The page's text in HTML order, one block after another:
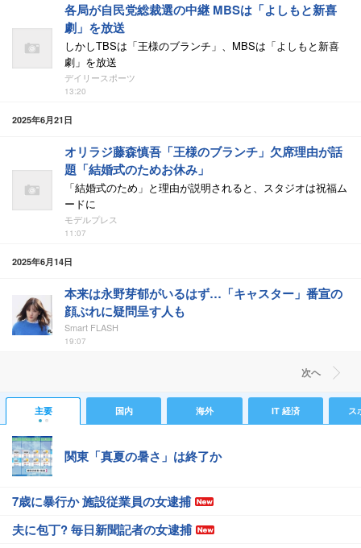
各局が自民党総裁選の中継 MBSは「よしもと新喜
劇」を放送
しかしTBSは「王様のブランチ」、MBSは「よしもと新喜
劇」を放送
デイリースポーツ
13:20
2025年6月21日
オリラジ藤森慎吾「王様のブランチ」欠席理由が話
題「結婚式のためお休み」
「結婚式のため」と理由が説明されると、スタジオは祝福ム
ードに
モデルプレス
11:07
2025年6月14日
本来は永野芽郁がいるはず…「キャスター」番宣の
顔ぶれに疑問呈す人も
Smart FLASH
19:07
次ヘ
主要 国内 海外 IT 経済 ス
関東「真夏の暑さ」は終了か
7歳に暴行か 施設従業員の女逮捕
夫に包丁? 毎日新聞記者の女逮捕